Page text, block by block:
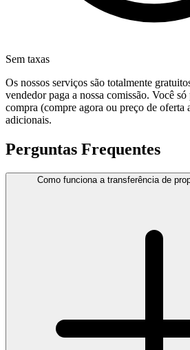
Sem taxas
Os nossos serviços são totalmente
vendedor paga a nossa comissão. Você
compra (compre agora ou preço de oferta
adicionais.
Perguntas Frequentes
Como funciona a transferência de